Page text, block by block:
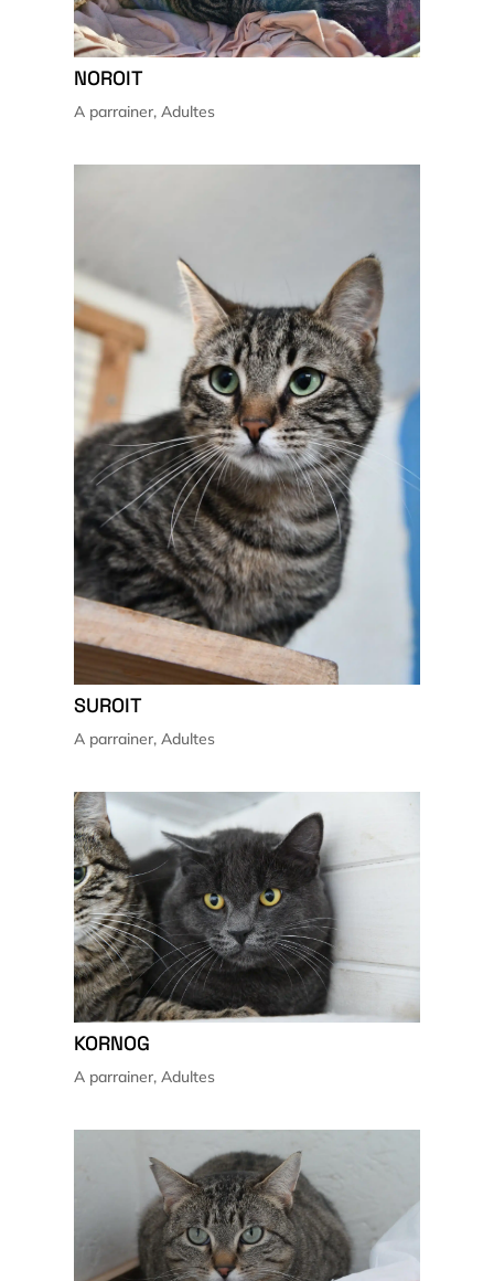
NOROIT
A parrainer,Adultes
SUROIT
A parrainer,Adultes
KORNOG
A parrainer,Adultes